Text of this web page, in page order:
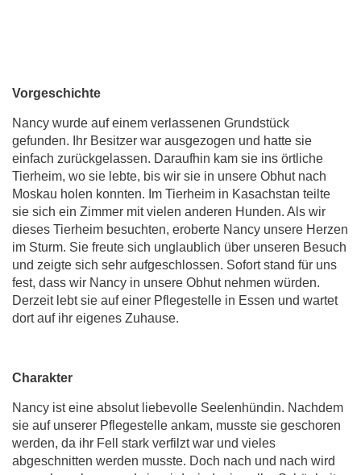
Vorgeschichte
Nancy wurde auf einem verlassenen Grundstück
gefunden. Ihr Besitzer war ausgezogen und hatte sie
einfach zurückgelassen. Daraufhin kam sie ins örtliche
Tierheim, wo sie lebte, bis wir sie in unsere Obhut nach
Moskau holen konnten. Im Tierheim in Kasachstan teilte
sie sich ein Zimmer mit vielen anderen Hunden. Als wir
dieses Tierheim besuchten, eroberte Nancy unsere Herzen
im Sturm. Sie freute sich unglaublich über unseren Besuch
und zeigte sich sehr aufgeschlossen. Sofort stand für uns
fest, dass wir Nancy in unsere Obhut nehmen würden.
Derzeit lebt sie auf einer Pflegestelle in Essen und wartet
dort auf ihr eigenes Zuhause.
Charakter
Nancy ist eine absolut liebevolle Seelenhündin. Nachdem
sie auf unserer Pflegestelle ankam, musste sie geschoren
werden, da ihr Fell stark verfilzt war und vieles
abgeschnitten werden musste. Doch nach und nach wird